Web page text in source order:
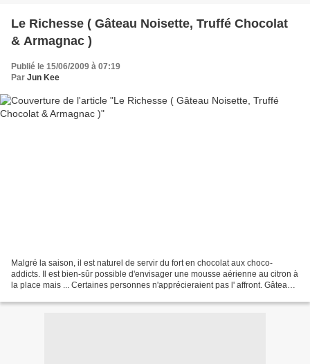
Le Richesse ( Gâteau Noisette, Truffé Chocolat
& Armagnac )
Publié le 15/06/2009 à 07:19
Par Jun Kee
Malgré la saison, il est naturel de servir du fort en chocolat aux choco-
addicts. Il est bien-sûr possible d'envisager une mousse aérienne au citron à
la place mais ... Certaines personnes n'apprécieraient pas l' affront. Gâteau